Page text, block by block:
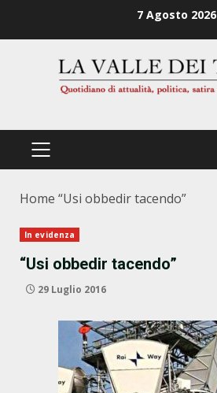
7 Agosto 2026
PRIMÄRES
Home “Usi obbedir tacendo”
In evidenza
“Usi obbedir tacendo”
29 Luglio 2016